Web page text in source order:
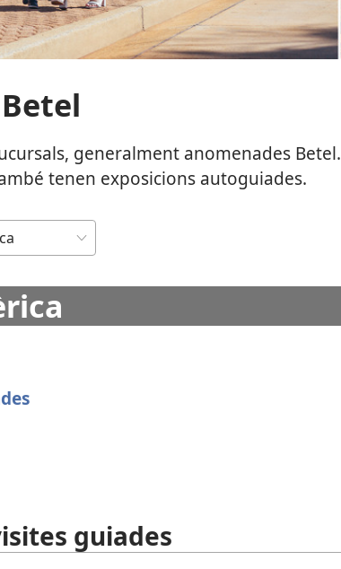
generalment anomenades Betel.
tenen exposicions autoguiades.
guiades